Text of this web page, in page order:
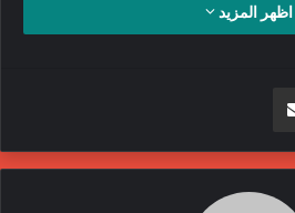
الدولية لحقوق الإنسان”.
للتهديدات المستجدة من خلال تعزيز
لدى هذه البلدان”.
المنظمة، ومكافحة الإرهاب
اظهر المزيد